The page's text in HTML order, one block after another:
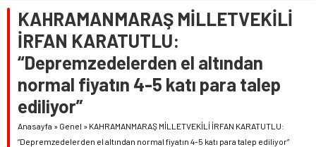
KAHRAMANMARAŞ MİLLETVEKİLİ
İRFAN KARATUTLU:
“Depremzedelerden el altından
normal fiyatın 4-5 katı para talep
ediliyor”
Anasayfa » Genel » KAHRAMANMARAŞ MİLLETVEKİLİ İRFAN KARATUTLU:
“Depremzedelerden el altından normal fiyatın 4-5 katı para talep ediliyor”